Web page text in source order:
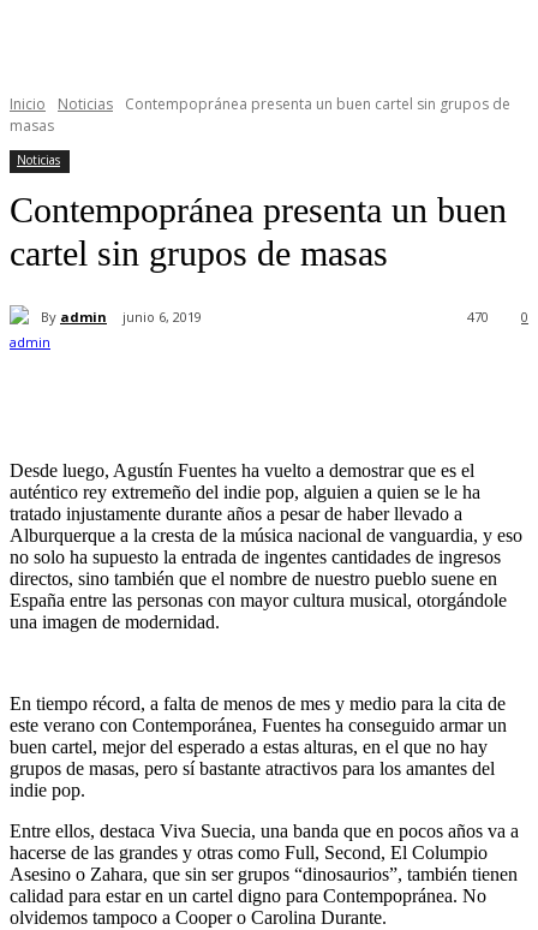
Inicio Noticias
Contempopránea presenta un buen cartel sin grupos de
masas
Noticias
Contempopránea presenta un buen
cartel sin grupos de masas
By admin junio 6, 2019 0
470
Desde luego, Agustín Fuentes ha vuelto a demostrar que es el
auténtico rey extremeño del indie pop, alguien a quien se le ha
tratado injustamente durante años a pesar de haber llevado a
Alburquerque a la cresta de la música nacional de vanguardia, y eso
no solo ha supuesto la entrada de ingentes cantidades de ingresos
directos, sino también que el nombre de nuestro pueblo suene en
España entre las personas con mayor cultura musical, otorgándole
una imagen de modernidad.
En tiempo récord, a falta de menos de mes y medio para la cita de
este verano con Contemporánea, Fuentes ha conseguido armar un
buen cartel, mejor del esperado a estas alturas, en el que no hay
grupos de masas, pero sí bastante atractivos para los amantes del
indie pop.
Entre ellos, destaca Viva Suecia, una banda que en pocos años va a
hacerse de las grandes y otras como Full, Second, El Columpio
Asesino o Zahara, que sin ser grupos “dinosaurios”, también tienen
calidad para estar en un cartel digno para Contempopránea. No
olvidemos tampoco a Cooper o Carolina Durante.